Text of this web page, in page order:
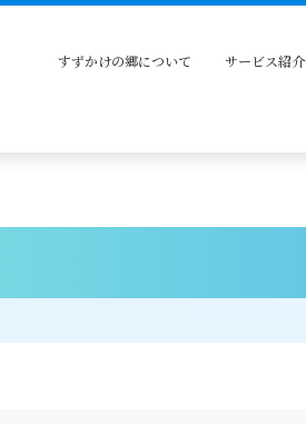
すずかけの郷について サービス紹介